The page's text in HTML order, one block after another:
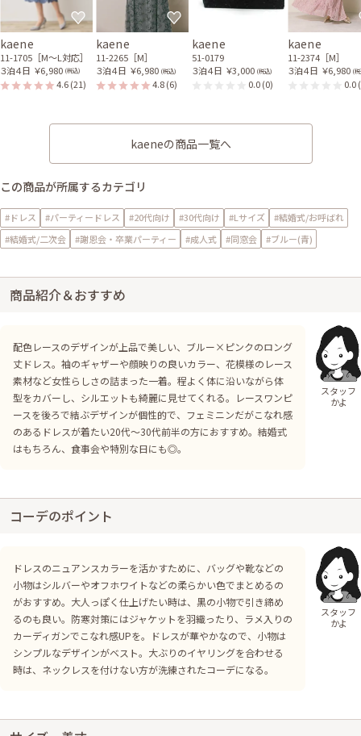
kaene
11-1705［M〜L対応］
３泊４日 ￥6,980 (税込)
4.6(21)
kaene
11-2265［M］
３泊４日 ￥6,980 (税込)
4.8(6)
kaene
51-0179
３泊４日 ￥3,000 (税込)
0.0(0)
kaene
11-2374［M］
３泊４日 ￥6,980 (
0.0
kaeneの商品一覧へ
この商品が所属するカテゴリ
#ドレス #パーティードレス #20代向け #30代向け #Lサイズ
#結婚式/お呼ばれ
#結婚式/二次会
#謝恩会・卒業パーティー #成人式 #同窓会 #ブルー(青)
商品紹介＆おすすめ
配色レースのデザインが上品で美しい、ブルー×ピンクのロング
丈ドレス。袖のギャザーや顔映りの良いカラー、花模様のレース
素材など女性らしさの詰まった一着。程よく体に沿いながら体
型をカバーし、シルエットも綺麗に見せてくれる。レースワンピ
ースを後ろで結ぶデザインが個性的で、フェミニンだがこなれ感
のあるドレスが着たい20代〜30代前半の方におすすめ。結婚式
はもちろん、食事会や特別な日にも◎。
スタッフ
かよ
コーデのポイント
ドレスのニュアンスカラーを活かすために、バッグや靴などの
小物はシルバーやオフホワイトなどの柔らかい色でまとめるの
がおすすめ。大人っぽく仕上げたい時は、黒の小物で引き締め
るのも良い。防寒対策にはジャケットを羽織ったり、ラメ入りの
カーディガンでこなれ感UPを。ドレスが華やかなので、小物は
シンプルなデザインがベスト。大ぶりのイヤリングを合わせる
時は、ネックレスを付けない方が洗練されたコーデになる。
スタッフ
かよ